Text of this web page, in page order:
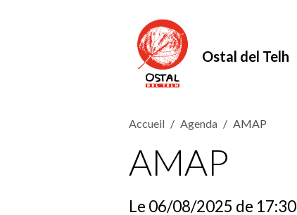
Ostal del Telh
Accueil Agenda AMAP
AMAP
Le 06/08/2025 de 17:30